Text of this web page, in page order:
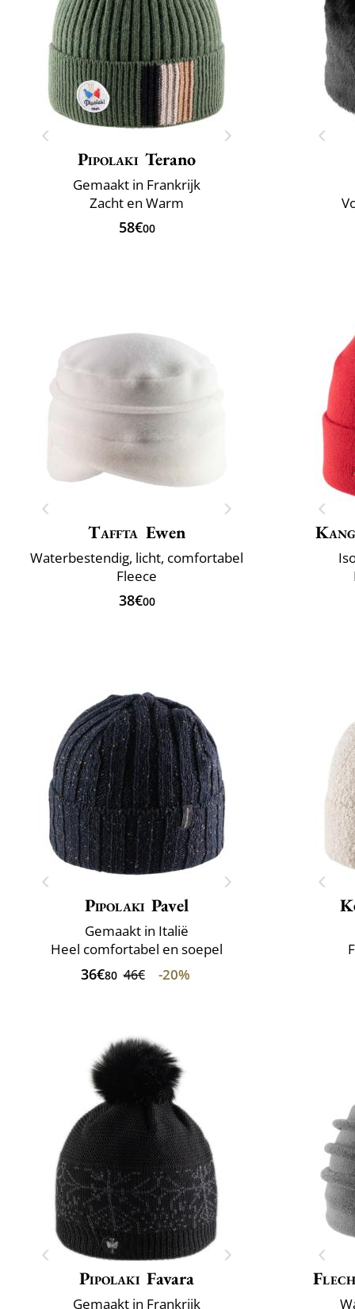
Pipolaki Terano
Gemaakt in Frankrijk
Zacht en Warm
58€00
Taffta Ewen
Waterbestendig, licht, comfortabel
Fleece
38€00
Pipolaki Pavel
Gemaakt in Italië
Heel comfortabel en soepel
36€80 46€ -20%
Pipolaki Favara
Gemaakt in Frankrijk